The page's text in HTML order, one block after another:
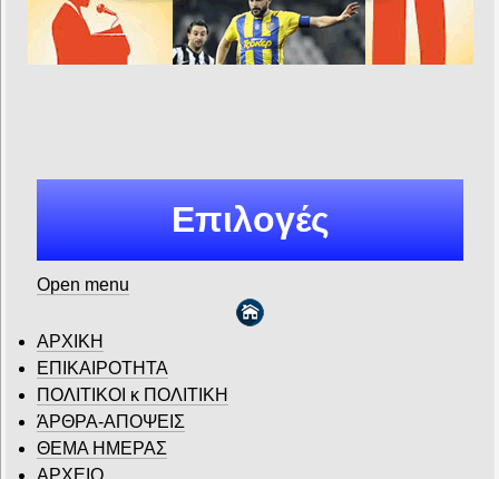
Επιλογές
Open menu
ΑΡΧΙΚΗ
ΕΠΙΚΑΙΡΟΤΗΤΑ
ΠΟΛΙΤΙΚΟΙ κ ΠΟΛΙΤΙΚΗ
ΆΡΘΡΑ-ΑΠΟΨΕΙΣ
ΘΕΜΑ ΗΜΕΡΑΣ